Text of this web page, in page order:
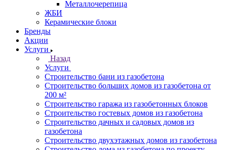
Металлочерепица
ЖБИ
Керамические блоки
Бренды
Акции
Услуги
Назад
Услуги
Строительство бани из газобетона
Строительство больших домов из газобетона от
200 м²
Строительство гаража из газобетонных блоков
Строительство гостевых домов из газобетона
Строительство дачных и садовых домов из
газобетона
Строительство двухэтажных домов из газобетона